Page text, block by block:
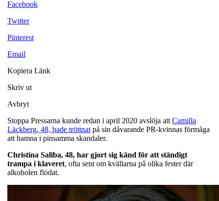
Facebook
Twitter
Pinterest
Email
Kopiera Länk
Skriv ut
Avbryt
Stoppa Pressarna kunde redan i april 2020 avslöja att Camilla
Läckberg, 48, hade tröttnat på sin dåvarande PR-kvinnas förmåga
att hamna i pinsamma skandaler.
Christina Saliba, 48, har gjort sig känd för att ständigt
trampa i klaveret, ofta sent om kvällarna på olika fester där
alkoholen flödat.